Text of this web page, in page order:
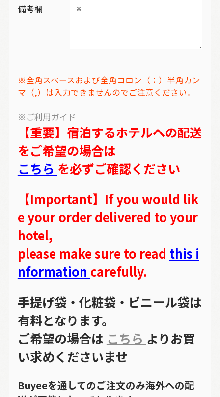
備考欄
※全角スペースおよび全角コロン（：）半角カン
マ（,）は入力できませんのでご注意ください。
※ご利用ガイド
【重要】宿泊するホテルへの配送
をご希望の場合は
こちら を必ずご確認ください
【Important】If you would lik
e your order delivered to your
hotel,
please make sure to read this i
nformation carefully.
手提げ袋・化粧袋・ビニール袋は
有料となります。
ご希望の場合は こちら よりお買
い求めくださいませ
Buyeeを通してのご注文のみ海外への配